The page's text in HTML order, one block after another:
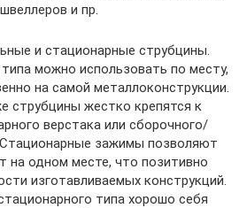
швеллеров и пр.
и стационарные струбцины.
можно использовать по месту,
на самой металлоконструкции.
струбцины жестко крепятся к
верстака или сборочного/
зажимы позволяют
на одном месте, что позитивно
изготавливаемых конструкций.
типа хорошо себя